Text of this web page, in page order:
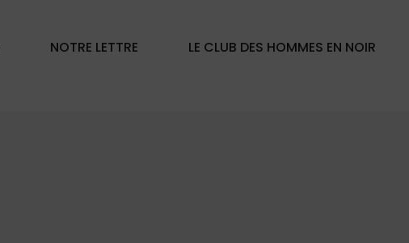
NOTRE LETTRE
LE CLUB DES HOMMES EN NOIR